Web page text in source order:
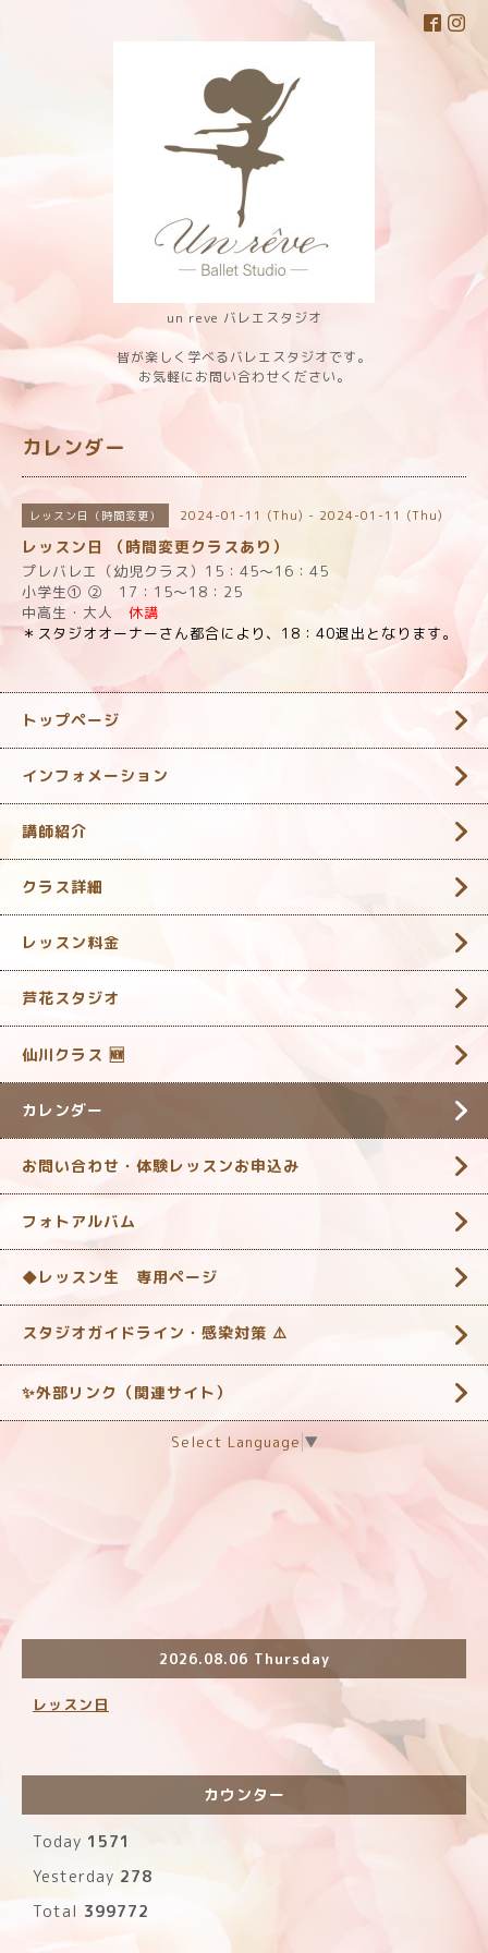
un reve バレエスタジオ
皆が楽しく学べるバレエスタジオです。
お気軽にお問い合わせください。
カレンダー
レッスン日（時間変更） 2024-01-11 (Thu) - 2024-01-11 (Thu)
レッスン日 （時間変更クラスあり）
プレバレエ（幼児クラス）15：45～16：45
小学生① ② 17：15～18：25
中高生・大人 休講
＊スタジオオーナーさん都合により、18：40退出となります。
トップページ
インフォメーション
講師紹介
クラス詳細
レッスン料金
芦花スタジオ
仙川クラス 🆕
カレンダー
お問い合わせ・体験レッスンお申込み
フォトアルバム
◆レッスン生 専用ページ
スタジオガイドライン・感染対策 ‎⚠️
✨外部リンク（関連サイト）
Select Language ▼
2026.08.06 Thursday
レッスン日
カウンター
Today 1571
Yesterday 278
Total 399772